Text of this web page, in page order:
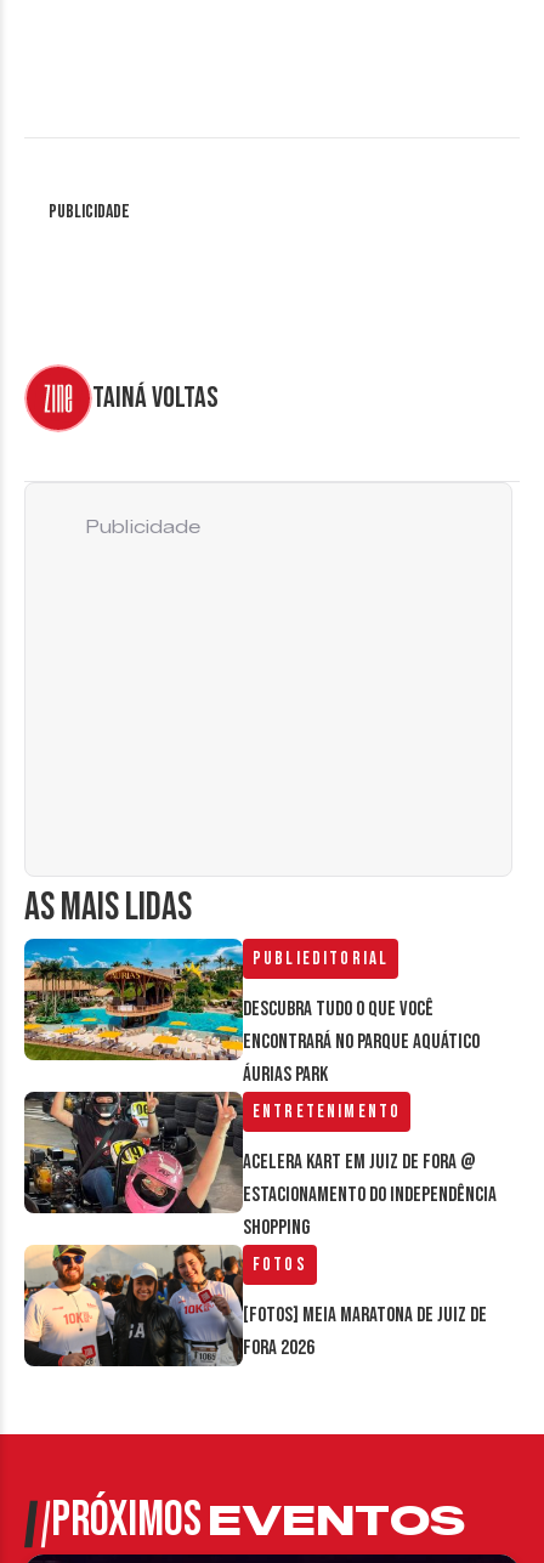
Publicidade
Tainá Voltas
AS MAIS LIDAS
Publieditorial
Descubra tudo o que você
encontrará no parque aquático
Áurias Park
Entretenimento
Acelera Kart em Juiz de Fora @
estacionamento do Independência
Shopping
Fotos
[FOTOS] Meia Maratona de Juiz de
Fora 2026
Publicidade
PRÓXIMOSEVENTOS